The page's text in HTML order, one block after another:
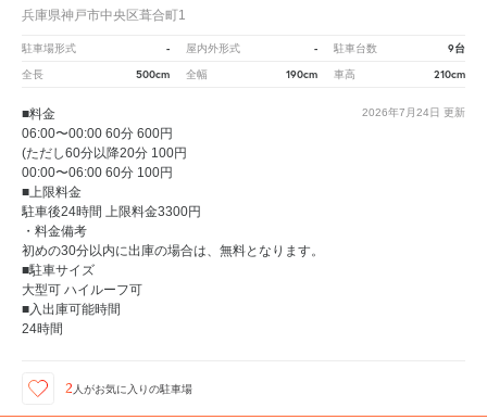
兵庫県神戸市中央区葺合町1
駐車場形式 - 屋内外形式 - 駐車台数 9台
全長 500cm 全幅 190cm 車高 210cm
2026年7月24日 更新
■料金
06:00〜00:00 60分 600円
(ただし60分以降20分 100円
00:00〜06:00 60分 100円
■上限料金
駐車後24時間 上限料金3300円
・料金備考
初めの30分以内に出庫の場合は、無料となります。
■駐車サイズ
大型可 ハイルーフ可
■入出庫可能時間
24時間
2 人がお気に入りの駐車場